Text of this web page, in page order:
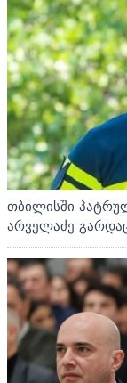
თბილისში
არველაძე